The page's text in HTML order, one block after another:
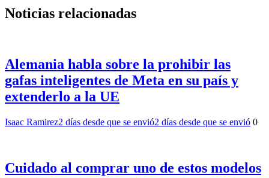
Noticias relacionadas
Alemania habla sobre la prohibir las
gafas inteligentes de Meta en su país y
extenderlo a la UE
Isaac Ramirez2 días desde que se envió2 días desde que se envió 0
Cuidado al comprar uno de estos modelos